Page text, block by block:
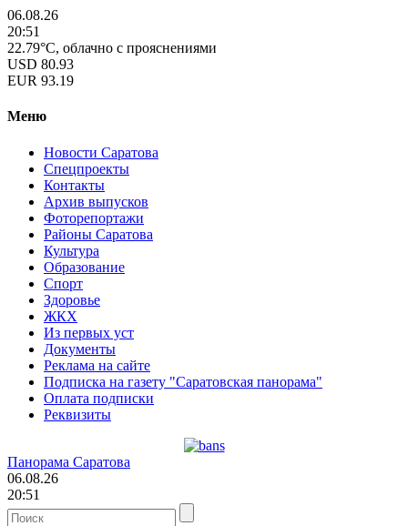
06.08.26
20:51
22.79°C, облачно с прояснениями
USD 80.93
EUR 93.19
Меню
Новости Саратова
Спецпроекты
Контакты
Архив выпусков
Фоторепортажи
Районы Саратова
Культура
Образование
Спорт
Здоровье
ЖКХ
Из пеpвых уст
Документы
Реклама на сайте
Подписка на газету "Саратовская панорама"
Оплата подписки
Реквизиты
Панорама Саратова
06.08.26
20:51